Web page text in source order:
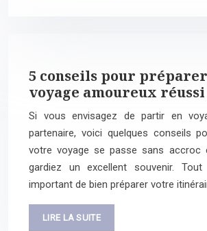
5 conseils pour
voyage amoureux réussi
Si vous envisagez de partir en
partenaire, voici quelques conseils
votre voyage se passe sans accroc
gardiez un excellent souvenir.
important de bien préparer votre
LIRE LA SUITE